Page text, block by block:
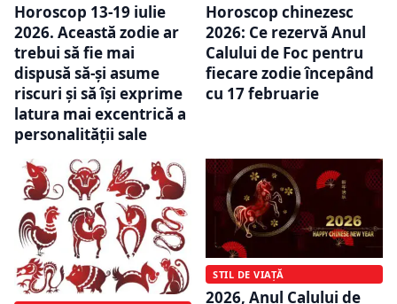
Horoscop 13-19 iulie
2026. Această zodie ar
trebui să fie mai
dispusă să-și asume
riscuri și să își exprime
latura mai excentrică a
personalității sale
Horoscop chinezesc
2026: Ce rezervă Anul
Calului de Foc pentru
fiecare zodie începând
cu 17 februarie
STIL DE VIAȚĂ
2026, Anul Calului de